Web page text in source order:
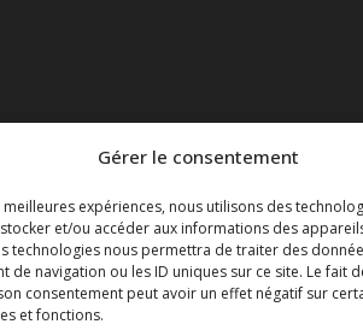
Gérer le consentement
expériences, nous utilisons des
et/ou accéder aux informations des
technologies nous permettra de traiter des
de navigation ou les ID uniques sur ce site. Le fait
consentement peut avoir un effet négatif sur
et fonctions.